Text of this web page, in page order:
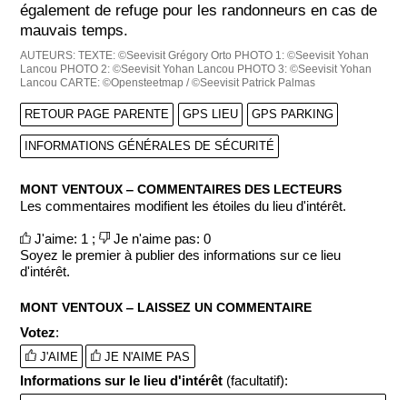
également de refuge pour les randonneurs en cas de
mauvais temps.
AUTEURS:TEXTE: ©Seevisit Grégory Orto PHOTO 1: ©Seevisit Yohan
Lancou PHOTO 2: ©Seevisit Yohan Lancou PHOTO 3: ©Seevisit Yohan
Lancou CARTE: ©Opensteetmap / ©Seevisit Patrick Palmas
RETOUR PAGE PARENTE GPS LIEU GPS PARKING
INFORMATIONS GÉNÉRALES DE SÉCURITÉ
MONT VENTOUX ‒ COMMENTAIRES DES LECTEURS
Les commentaires modifient les étoiles du lieu d'intérêt.
J'aime: 1 ;
Je n'aime pas: 0
Soyez le premier à publier des informations sur ce lieu
d'intérêt.
MONT VENTOUX ‒ LAISSEZ UN COMMENTAIRE
Votez:
J'AIME JE N'AIME PAS
Informations sur le lieu d'intérêt (facultatif):